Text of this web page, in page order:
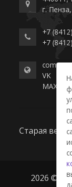
г.
+7
+7
VK
MAX
Старая
2026 ©